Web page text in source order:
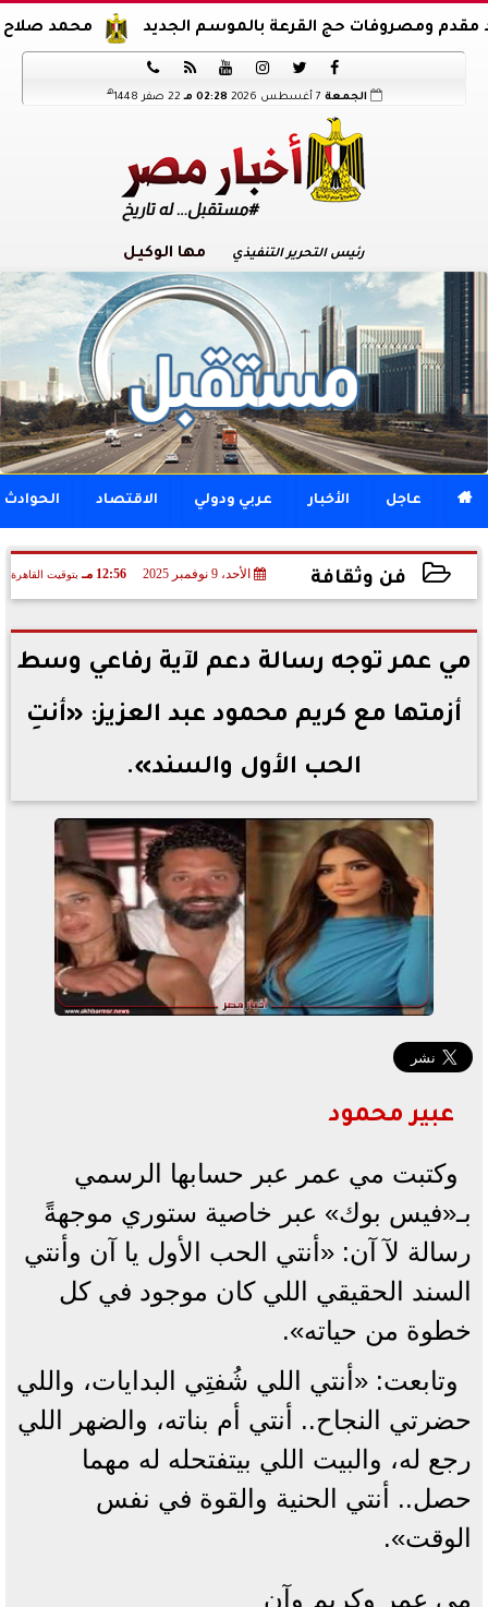
محمد صلاح يوقع عقود حج القرعة بالموسم الجديد






الجمعة 02:28 مـ 22 صفر 1448 هـ
رئيس التحرير التنفيذي مها الوكيل
 عاجل الأخبار عربي ودولي الاقتصاد الحوادث
فن وثقافة الأحد، 9 نوفمبر 2025 12:56 مـ بتوقيت القاهرة
2025-11-09 12:56:39
مي عمر توجه رسالة دعم لآية رفاعي وسط
أزمتها مع كريم محمود عبد العزيز: «أنتِ
الحب الأول والسند».
عبير محمود
وكتبت مي عمر عبر حسابها الرسمي
بـ«فيس بوك» عبر خاصية ستوري موجهةً
رسالة لآ آن: «أنتي الحب الأول يا آن وأنتي
السند الحقيقي اللي كان موجود في كل
خطوة من حياته».
وتابعت: «أنتي اللي شُفتِي البدايات، واللي
حضرتي النجاح.. أنتي أم بناته، والضهر اللي
رجع له، والبيت اللي بيتفتحله له مهما
حصل.. أنتي الحنية والقوة في نفس
الوقت».
مي عمر وكريم وآن